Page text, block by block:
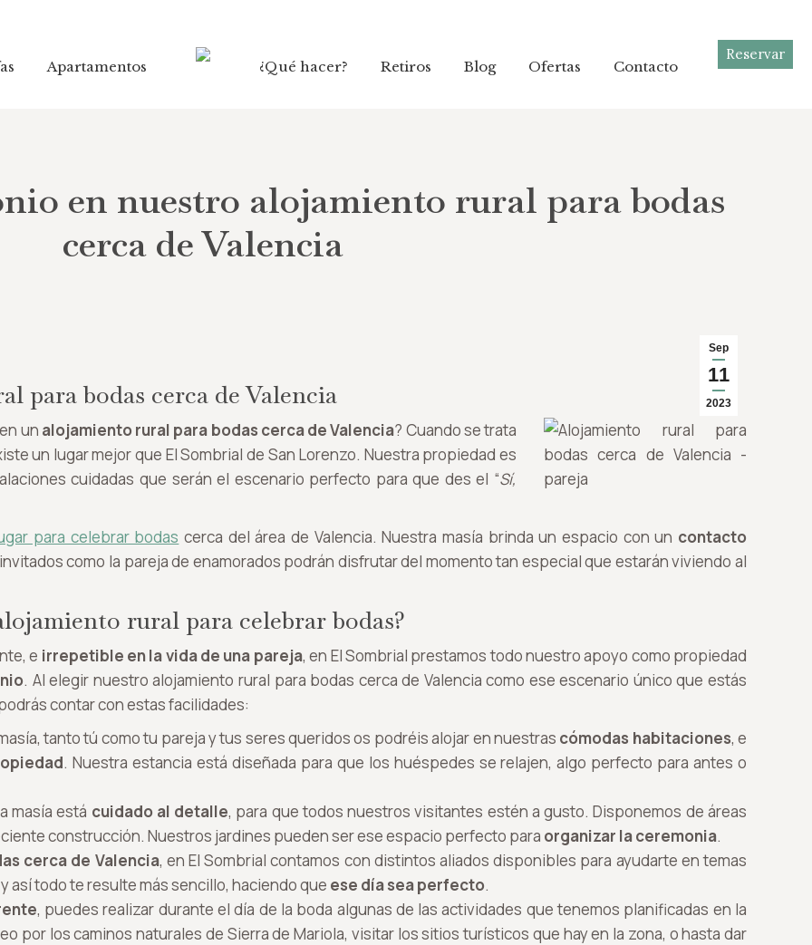
Apartamentos ¿Qué hacer? Retiros Blog Ofertas Contacto
Reservar
en nuestro alojamiento rural para bodas
cerca de Valencia
Sep
11
2023
para bodas cerca de Valencia
un alojamiento rural para bodas cerca de Valencia? Cuando se trata
un lugar mejor que El Sombrial de San Lorenzo. Nuestra propiedad es
cuidadas que serán el escenario perfecto para que des el “Sí,
para celebrar bodas cerca del área de Valencia. Nuestra masía brinda un espacio con un contacto
como la pareja de enamorados podrán disfrutar del momento tan especial que estarán viviendo al
rural para celebrar bodas?
e irrepetible en la vida de una pareja, en El Sombrial prestamos todo nuestro apoyo como propiedad
. Al elegir nuestro alojamiento rural para bodas cerca de Valencia como ese escenario único que estás
contar con estas facilidades:
tanto tú como tu pareja y tus seres queridos os podréis alojar en nuestras cómodas habitaciones, e
. Nuestra estancia está diseñada para que los huéspedes se relajen, algo perfecto para antes o
masía está cuidado al detalle, para que todos nuestros visitantes estén a gusto. Disponemos de áreas
construcción. Nuestros jardines pueden ser ese espacio perfecto para organizar la ceremonia.
cerca de Valencia, en El Sombrial contamos con distintos aliados disponibles para ayudarte en temas
así todo te resulte más sencillo, haciendo que ese día sea perfecto.
, puedes realizar durante el día de la boda algunas de las actividades que tenemos planificadas en la
por los caminos naturales de Sierra de Mariola, visitar los sitios turísticos que hay en la zona, o hasta dar
Apartamentos ¿Qué hacer? Retiros Blog Ofertas Contacto
Reservar